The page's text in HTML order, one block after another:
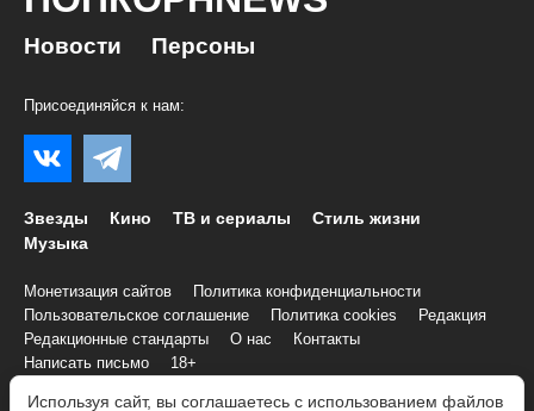
Новости Персоны
Присоединяйся к нам:
Звезды Кино ТВ и сериалы
Стиль жизни
Музыка
Монетизация сайтов
Политика конфиденциальности
Пользовательское соглашение
Политика cookies
Редакция
Редакционные стандарты
О нас
Контакты
Написать письмо
18+
Используя сайт, вы соглашаетесь с использованием файлов